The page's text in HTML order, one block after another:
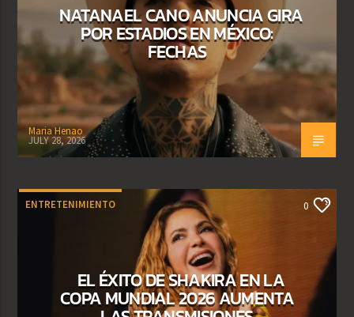
NATANAEL CANO ANUNCIA GIRA
POR ESTADIOS EN MÉXICO:
FECHAS
Maria Henao
JULY 28, 2026
ENTRETENIMIENTO 0
EL ÉXITO DE SHAKIRA EN LA
COPA MUNDIAL 2026 AUMENTA